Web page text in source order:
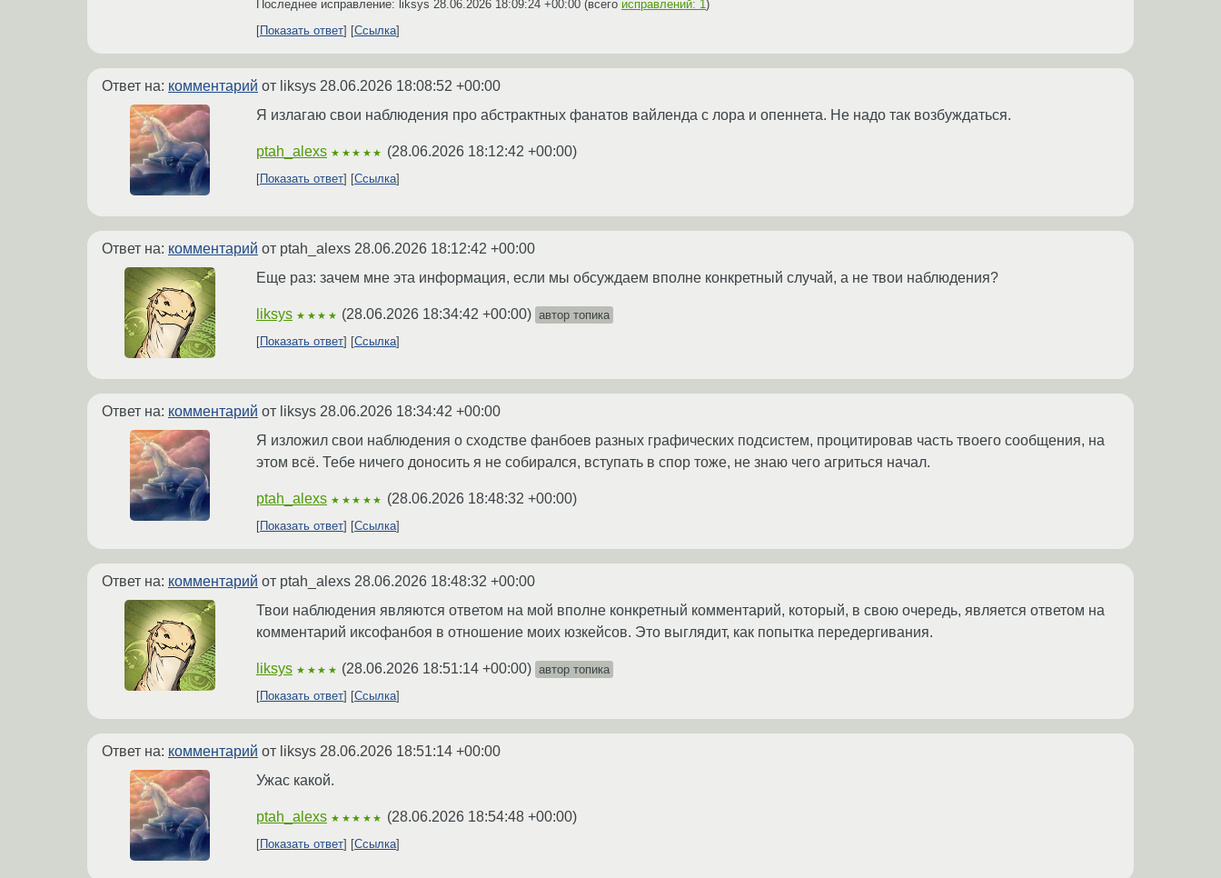
Последнее исправление: liksys 28.06.2026 18:09:24 +00:00 (всего исправлений: 1)
Показать ответ
Ссылка
Ответ на: комментарий от liksys 28.06.2026 18:08:52 +00:00
Я излагаю свои наблюдения про абстрактных фанатов вайленда с лора и опеннета. Не надо так возбуждаться.
ptah_alexs ★★★★★ (28.06.2026 18:12:42 +00:00)
Показать ответ Ссылка
Ответ на: комментарий от ptah_alexs 28.06.2026 18:12:42 +00:00
Еще раз: зачем мне эта информация, если мы обсуждаем вполне конкретный случай, а не твои наблюдения?
liksys ★★★★ (28.06.2026 18:34:42 +00:00) автор топика
Показать ответ
Ссылка
Ответ на: комментарий от liksys 28.06.2026 18:34:42 +00:00
Я изложил свои наблюдения о сходстве фанбоев разных графических подсистем, процитировав часть твоего сообщения, на
этом всё. Тебе ничего доносить я не собирался, вступать в спор тоже, не знаю чего агриться начал.
ptah_alexs ★★★★★ (28.06.2026 18:48:32 +00:00)
Показать ответ Ссылка
Ответ на: комментарий от ptah_alexs 28.06.2026 18:48:32 +00:00
Твои наблюдения являются ответом на мой вполне конкретный комментарий, который, в свою очередь, является ответом на
комментарий иксофанбоя в отношение моих юзкейсов. Это выглядит, как попытка передергивания.
liksys ★★★★ (28.06.2026 18:51:14 +00:00) автор топика
Показать ответ
Ссылка
Ответ на: комментарий от liksys 28.06.2026 18:51:14 +00:00
Ужас какой.
ptah_alexs ★★★★★ (28.06.2026 18:54:48 +00:00)
Показать ответ Ссылка